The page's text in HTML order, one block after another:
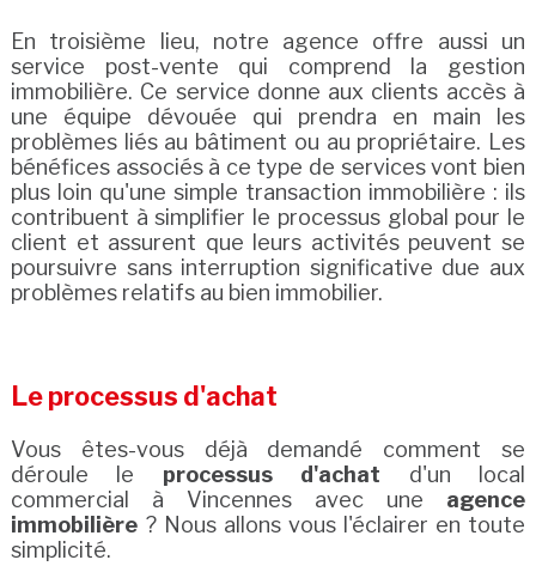
En troisième lieu, notre agence offre aussi un
service post-vente qui comprend la gestion
immobilière. Ce service donne aux clients accès à
une équipe dévouée qui prendra en main les
problèmes liés au bâtiment ou au propriétaire. Les
bénéfices associés à ce type de services vont bien
plus loin qu'une simple transaction immobilière : ils
contribuent à simplifier le processus global pour le
client et assurent que leurs activités peuvent se
poursuivre sans interruption significative due aux
problèmes relatifs au bien immobilier.
Le processus d'achat
Vous êtes-vous déjà demandé comment se
déroule le processus d'achat d'un local
commercial à Vincennes avec une agence
immobilière? Nous allons vous l'éclairer en toute
simplicité.